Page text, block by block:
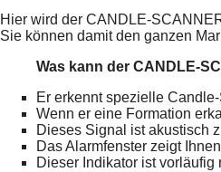
Hier wird der CANDLE-
Sie können damit den ganzen
Was kann der CANDLE-
Er erkennt spezielle
Wenn er eine Formation
Dieses Signal ist akustisch
Das Alarmfenster zeigt
Dieser Indikator ist vorläufig